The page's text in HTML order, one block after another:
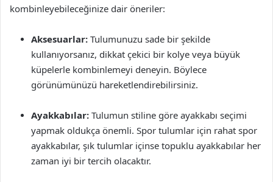
kombinleyebileceğinize dair öneriler:
Aksesuarlar: Tulumunuzu sade bir şekilde
kullanıyorsanız, dikkat çekici bir kolye veya büyük
küpelerle kombinlemeyi deneyin. Böylece
görünümünüzü hareketlendirebilirsiniz.
Ayakkabılar: Tulumun stiline göre ayakkabı seçimi
yapmak oldukça önemli. Spor tulumlar için rahat spor
ayakkabılar, şık tulumlar içinse topuklu ayakkabılar her
zaman iyi bir tercih olacaktır.